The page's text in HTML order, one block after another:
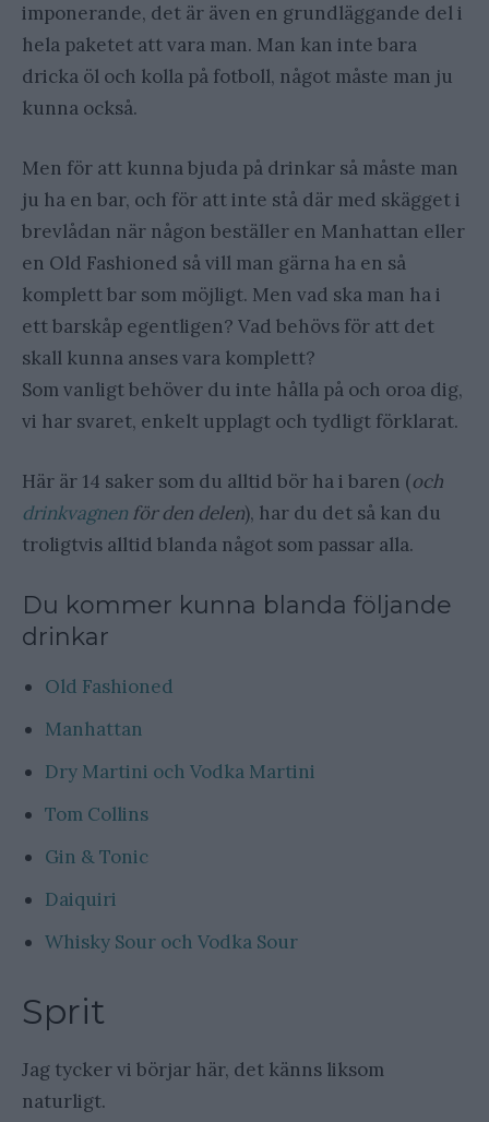
imponerande, det är även en grundläggande del i
hela paketet att vara man. Man kan inte bara
dricka öl och kolla på fotboll, något måste man ju
kunna också.
Men för att kunna bjuda på drinkar så måste man
ju ha en bar, och för att inte stå där med skägget i
brevlådan när någon beställer en Manhattan eller
en Old Fashioned så vill man gärna ha en så
komplett bar som möjligt. Men vad ska man ha i
ett barskåp egentligen? Vad behövs för att det
skall kunna anses vara komplett?
Som vanligt behöver du inte hålla på och oroa dig,
vi har svaret, enkelt upplagt och tydligt förklarat.
Här är 14 saker som du alltid bör ha i baren (och
drinkvagnen för den delen), har du det så kan du
troligtvis alltid blanda något som passar alla.
Du kommer kunna blanda följande
drinkar
Old Fashioned
Manhattan
Dry Martini och Vodka Martini
Tom Collins
Gin & Tonic
Daiquiri
Whisky Sour och Vodka Sour
Sprit
Jag tycker vi börjar här, det känns liksom
naturligt.